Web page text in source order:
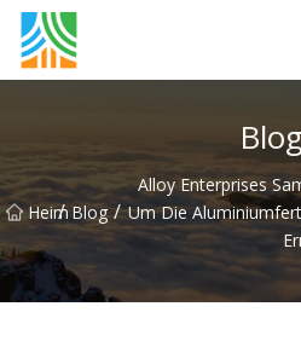
Heim
/ Blog /
Alloy Enterprises
Um Die